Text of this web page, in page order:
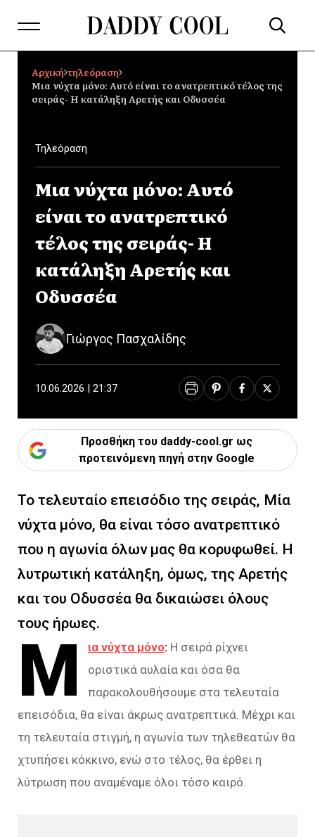
Αρχική τηλεόραση
Μια νύχτα μόνο: Αυτό είναι το ανατρεπτικό τέλος της
σειράς- Η κατάληξη Αρετής και Οδυσσέα
Τηλεόραση
Μια νύχτα μόνο: Αυτό
είναι το ανατρεπτικό
τέλος της σειράς- Η
κατάληξη Αρετής και
Οδυσσέα
Γιώργος Πασχαλίδης
10.06.2026 | 21:37
Προσθήκη του daddy-cool.gr ως
προτεινόμενη πηγή στην Google
Το τελευταίο επεισόδιο της σειράς, Μία
νύχτα μόνο, θα είναι τόσο ανατρεπτικό
που η αγωνία όλων μας θα κορυφωθεί. Η
λυτρωτική κατάληξη, όμως, της Αρετής
και του Οδυσσέα θα δικαιώσει όλους
τους ήρωες.
Μ ια νύχτα μόνο: Η σειρά ρίχνει
οριστικά αυλαία και όσα θα
παρακολουθήσουμε στα τελευταία
επεισόδια, θα είναι άκρως ανατρεπτικά. Μέχρι και
τη τελευταία στιγμή, η αγωνία των τηλεθεατών θα
χτυπήσει κόκκινο, ενώ στο τέλος, θα έρθει η
λύτρωση που αναμέναμε όλοι τόσο καιρό.